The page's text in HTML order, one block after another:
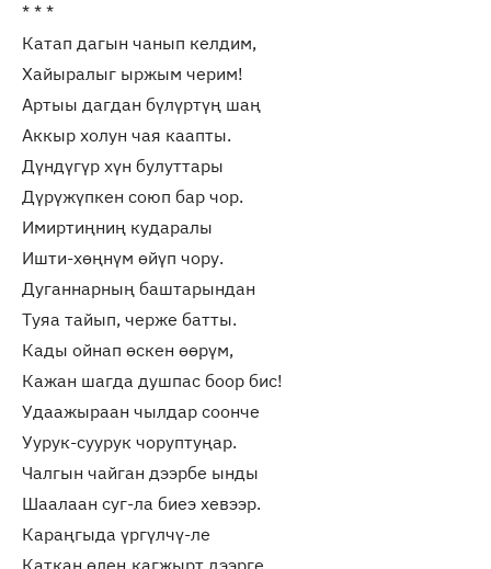
* * *
Катап дагын чанып келдим,
Хайыралыг ыржым черим!
Артыы дагдан бүлүртүң шаң
Аккыр холун чая каапты.
Дүндүгүр хүн булуттары
Дүрүжүпкен союп бар чор.
Имиртиңниң кударалы
Ишти-хөңнүм өйүп чору.
Дуганнарның баштарындан
Туяа тайып, черже батты.
Кады ойнап өскен өөрүм,
Кажан шагда душпас боор бис!
Удаажыраан чылдар соонче
Уурук-суурук чоруптуңар.
Чалгын чайган дээрбе ынды
Шаалаан суг-ла биеэ хевээр.
Караңгыда үргүлчү-ле
Каткан өлең кагжырт дээрге,